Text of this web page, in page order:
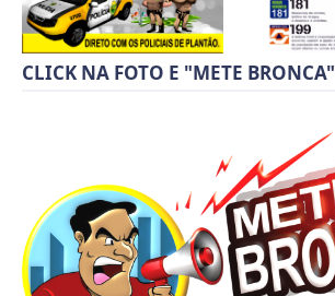
CLICK NA FOTO E "METE BRONCA"